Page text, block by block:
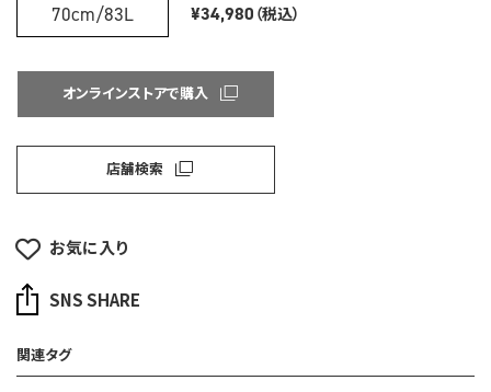
70cm/83L ¥34,980 （税込）
オンラインストアで購入
店舗検索
お気に入り
SNS SHARE
関連タグ